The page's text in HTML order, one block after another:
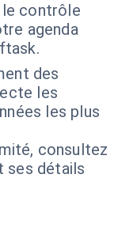
le contrôle
agenda
des
les
les plus
consultez
ses détails